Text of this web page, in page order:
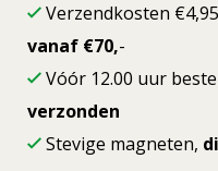
Verzendkosten
vanaf €70,-
Vóór 12.00 uur
verzonden
Stevige magneten,